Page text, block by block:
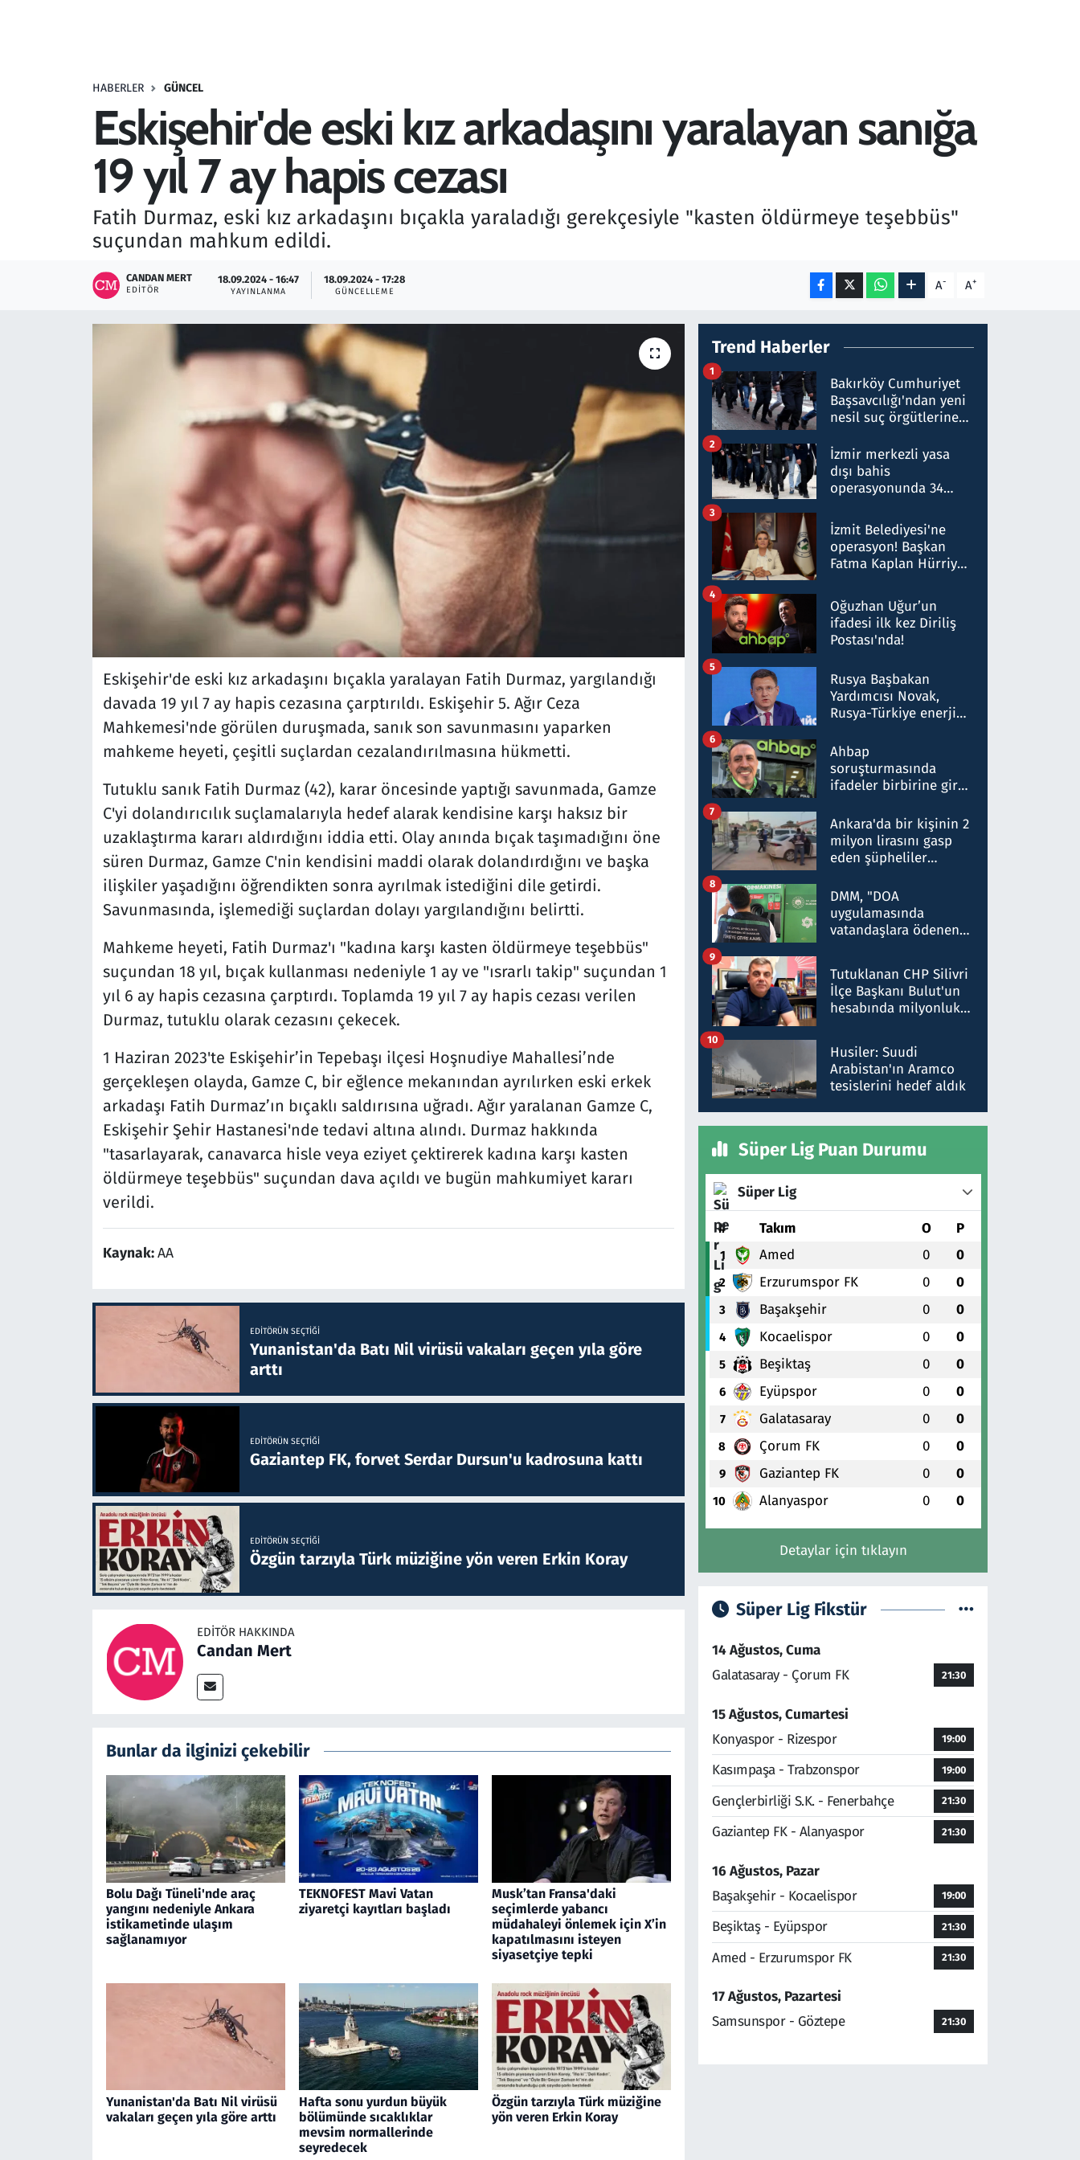
HABERLER GÜNCEL
Eskişehir'de eski kız arkadaşını yaralayan sanığa
19 yıl 7 ay hapis cezası
Fatih Durmaz, eski kız arkadaşını bıçakla yaraladığı gerekçesiyle "kasten öldürmeye teşebbüs"
suçundan mahkum edildi.
CANDAN MERT
EDITÖR
18.09.2024 - 16:47
YAYINLANMA
18.09.2024 - 17:28
GÜNCELLEME A- A+
Eskişehir'de eski kız arkadaşını bıçakla yaralayan Fatih Durmaz, yargılandığı
davada 19 yıl 7 ay hapis cezasına çarptırıldı. Eskişehir 5. Ağır Ceza
Mahkemesi'nde görülen duruşmada, sanık son savunmasını yaparken
mahkeme heyeti, çeşitli suçlardan cezalandırılmasına hükmetti.
Tutuklu sanık Fatih Durmaz (42), karar öncesinde yaptığı savunmada, Gamze
C'yi dolandırıcılık suçlamalarıyla hedef alarak kendisine karşı haksız bir
uzaklaştırma kararı aldırdığını iddia etti. Olay anında bıçak taşımadığını öne
süren Durmaz, Gamze C'nin kendisini maddi olarak dolandırdığını ve başka
ilişkiler yaşadığını öğrendikten sonra ayrılmak istediğini dile getirdi.
Savunmasında, işlemediği suçlardan dolayı yargılandığını belirtti.
Mahkeme heyeti, Fatih Durmaz'ı "kadına karşı kasten öldürmeye teşebbüs"
suçundan 18 yıl, bıçak kullanması nedeniyle 1 ay ve "ısrarlı takip" suçundan 1
yıl 6 ay hapis cezasına çarptırdı. Toplamda 19 yıl 7 ay hapis cezası verilen
Durmaz, tutuklu olarak cezasını çekecek.
1 Haziran 2023'te Eskişehir’in Tepebaşı ilçesi Hoşnudiye Mahallesi’nde
gerçekleşen olayda, Gamze C, bir eğlence mekanından ayrılırken eski erkek
arkadaşı Fatih Durmaz’ın bıçaklı saldırısına uğradı. Ağır yaralanan Gamze C,
Eskişehir Şehir Hastanesi'nde tedavi altına alındı. Durmaz hakkında
"tasarlayarak, canavarca hisle veya eziyet çektirerek kadına karşı kasten
öldürmeye teşebbüs" suçundan dava açıldı ve bugün mahkumiyet kararı
verildi.
Kaynak:AA
EDITÖRÜN SEÇTIĞI
Yunanistan'da Batı Nil virüsü vakaları geçen yıla göre
arttı
EDITÖRÜN SEÇTIĞI
Gaziantep FK, forvet Serdar Dursun'u kadrosuna kattı
EDITÖRÜN SEÇTIĞI
Özgün tarzıyla Türk müziğine yön veren Erkin Koray
EDITÖR HAKKINDA
Candan Mert
Bunlar da ilginizi çekebilir
Bolu Dağı Tüneli'nde araç
yangını nedeniyle Ankara
istikametinde ulaşım
sağlanamıyor
TEKNOFEST Mavi Vatan
ziyaretçi kayıtları başladı
Musk’tan Fransa'daki
seçimlerde yabancı
müdahaleyi önlemek için X’in
kapatılmasını isteyen
siyasetçiye tepki
Yunanistan'da Batı Nil virüsü
vakaları geçen yıla göre arttı
Hafta sonu yurdun büyük
bölümünde sıcaklıklar
mevsim normallerinde
seyredecek
Özgün tarzıyla Türk müziğine
yön veren Erkin Koray
Trend Haberler
Bakırköy Cumhuriyet
Başsavcılığı'ndan yeni
nesil suç örgütlerine
hakkında gözaltı kararı
1
İzmir merkezli yasa
dışı bahis
operasyonunda 34
Milyar liralık para
trafiği tespit edildi
2
İzmit Belediyesi'ne
operasyon! Başkan
Fatma Kaplan Hürriyet
3
Oğuzhan Uğur’un
ifadesi ilk kez Diriliş
Postası'nda!
4
Rusya Başbakan
Yardımcısı Novak,
Rusya-Türkiye enerji
nitelikte olduğunu
belirtti
5
Ahbap
soruşturmasında
ifadeler birbirine girdi:
ifadelerinden ortaya
çıkan tablo şok etti
6
Ankara'da bir kişinin 2
milyon lirasını gasp
eden şüpheliler
7
DMM, "DOA
uygulamasında
vatandaşlara ödenen
düşürüldüğü" iddiasını
yalanladı
8
Tutuklanan CHP Silivri
İlçe Başkanı Bulut'un
hesabında milyonluk
talimat verdi, ben
gönderdim
9
Husiler: Suudi
Arabistan'ın Aramco
tesislerini hedef aldık
10
Süper Lig Puan Durumu
Süper Lig
# Takım O P
1 Amed 0 0
2 Erzurumspor FK 0 0
3 Başakşehir 0 0
4 Kocaelispor 0 0
5 Beşiktaş 0 0
6 Eyüpspor 0 0
7 Galatasaray 0 0
8 Çorum FK 0 0
9 Gaziantep FK 0 0
10 Alanyaspor 0 0
Detaylar için tıklayın
Süper Lig Fikstür
14 Ağustos, Cuma
Galatasaray - Çorum FK
21:30
15 Ağustos, Cumartesi
Konyaspor - Rizespor
19:00
Kasımpaşa - Trabzonspor 19:00
Gençlerbirliği S.K. - Fenerbahçe 21:30
Gaziantep FK - Alanyaspor 21:30
16 Ağustos, Pazar
Başakşehir - Kocaelispor
19:00
Beşiktaş - Eyüpspor 21:30
Amed - Erzurumspor FK 21:30
17 Ağustos, Pazartesi
Samsunspor - Göztepe
21:30
Savunma Sanayi
Teknoloji ve Bilim
Televizyon